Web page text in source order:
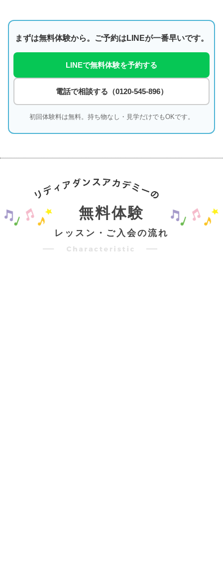
まずは無料体験から。ご予約はLINEが一番早いです。
LINEで無料体験を予約する
電話で相談する（0120-545-896）
初回体験料は無料。持ち物なし・見学だけでもOKです。
無料体験
レッスン・ご入会の流れ